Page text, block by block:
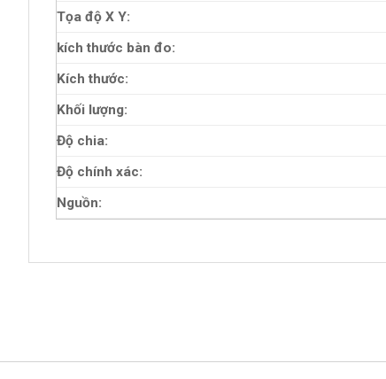
Tọa độ X Y:
kích thước bàn đo:
Kích thước:
Khối lượng:
Độ chia:
Độ chính xác:
Nguồn: